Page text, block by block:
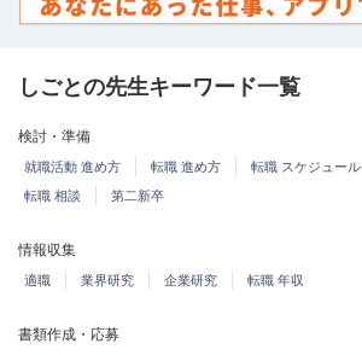
しごとの先生キーワード一覧
検討・準備
就職活動 進め方 転職 進め方 転職 スケジュール
転職 相談
第二新卒
情報収集
適職 業界研究 企業研究 転職 年収
書類作成・応募